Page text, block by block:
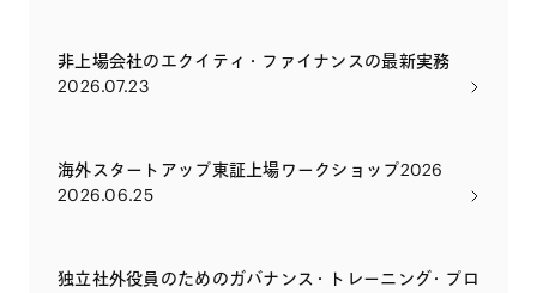
非上場会社のエクイティ・ファイナンスの最新実務
2026.07.23
海外スタートアップ東証上場ワークショップ2026
2026.06.25
独立社外役員のためのガバナンス・トレーニング・プロ